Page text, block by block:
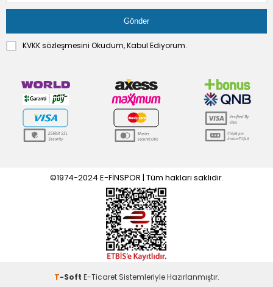
KVKK sözleşmesini Okudum, Kabul Ediyorum.
©1974-2024 E-FİNSPOR | Tüm hakları saklıdır.
T-Soft E-TicaretSistemleriyle Hazırlanmıştır.